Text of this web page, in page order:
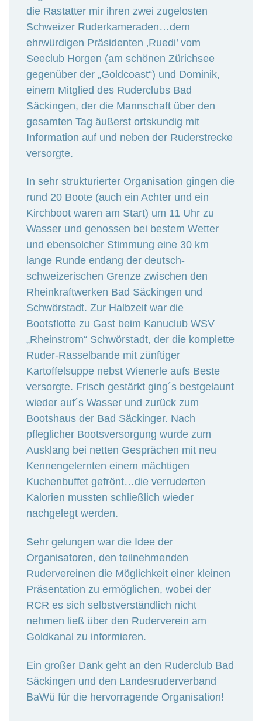
die Rastatter mir ihren zwei zugelosten
Schweizer Ruderkameraden…dem
ehrwürdigen Präsidenten ‚Ruedi’ vom
Seeclub Horgen (am schönen Zürichsee
gegenüber der „Goldcoast“) und Dominik,
einem Mitglied des Ruderclubs Bad
Säckingen, der die Mannschaft über den
gesamten Tag äußerst ortskundig mit
Information auf und neben der Ruderstrecke
versorgte.
In sehr strukturierter Organisation gingen die
rund 20 Boote (auch ein Achter und ein
Kirchboot waren am Start) um 11 Uhr zu
Wasser und genossen bei bestem Wetter
und ebensolcher Stimmung eine 30 km
lange Runde entlang der deutsch-
schweizerischen Grenze zwischen den
Rheinkraftwerken Bad Säckingen und
Schwörstadt. Zur Halbzeit war die
Bootsflotte zu Gast beim Kanuclub WSV
„Rheinstrom“ Schwörstadt, der die komplette
Ruder-Rasselbande mit zünftiger
Kartoffelsuppe nebst Wienerle aufs Beste
versorgte. Frisch gestärkt ging´s bestgelaunt
wieder auf´s Wasser und zurück zum
Bootshaus der Bad Säckinger. Nach
pfleglicher Bootsversorgung wurde zum
Ausklang bei netten Gesprächen mit neu
Kennengelernten einem mächtigen
Kuchenbuffet gefrönt…die verruderten
Kalorien mussten schließlich wieder
nachgelegt werden.
Sehr gelungen war die Idee der
Organisatoren, den teilnehmenden
Rudervereinen die Möglichkeit einer kleinen
Präsentation zu ermöglichen, wobei der
RCR es sich selbstverständlich nicht
nehmen ließ über den Ruderverein am
Goldkanal zu informieren.
Ein großer Dank geht an den Ruderclub Bad
Säckingen und den Landesruderverband
BaWü für die hervorragende Organisation!